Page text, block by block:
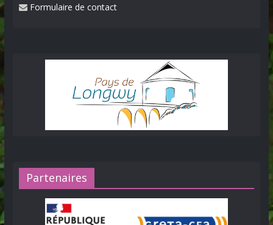
Formulaire de contact
Partenaires